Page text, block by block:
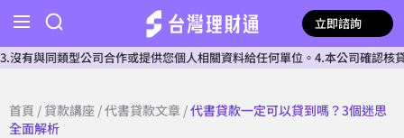
立即諮詢
司合作或提供您個人相關資料給任何單位。4.本公司確認核貸前不會收
首頁 / 貸款講座 /代書貸款文章 /代書貸款一定可以貸到嗎？3個迷思
全面解析